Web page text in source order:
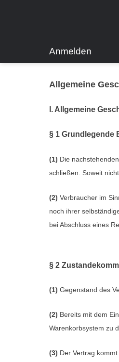
Anmelden
Allgemeine
I. Allgemeine
§ 1 Grundlegende
(1) Die
schließen. Soweit
(2) Verbraucher im
noch ihrer
bei Abschluss eines
§ 2
(1) Gegenstand des
(2) Bereits mit dem
Warenkorbsystem zu
(3) Der Vertrag